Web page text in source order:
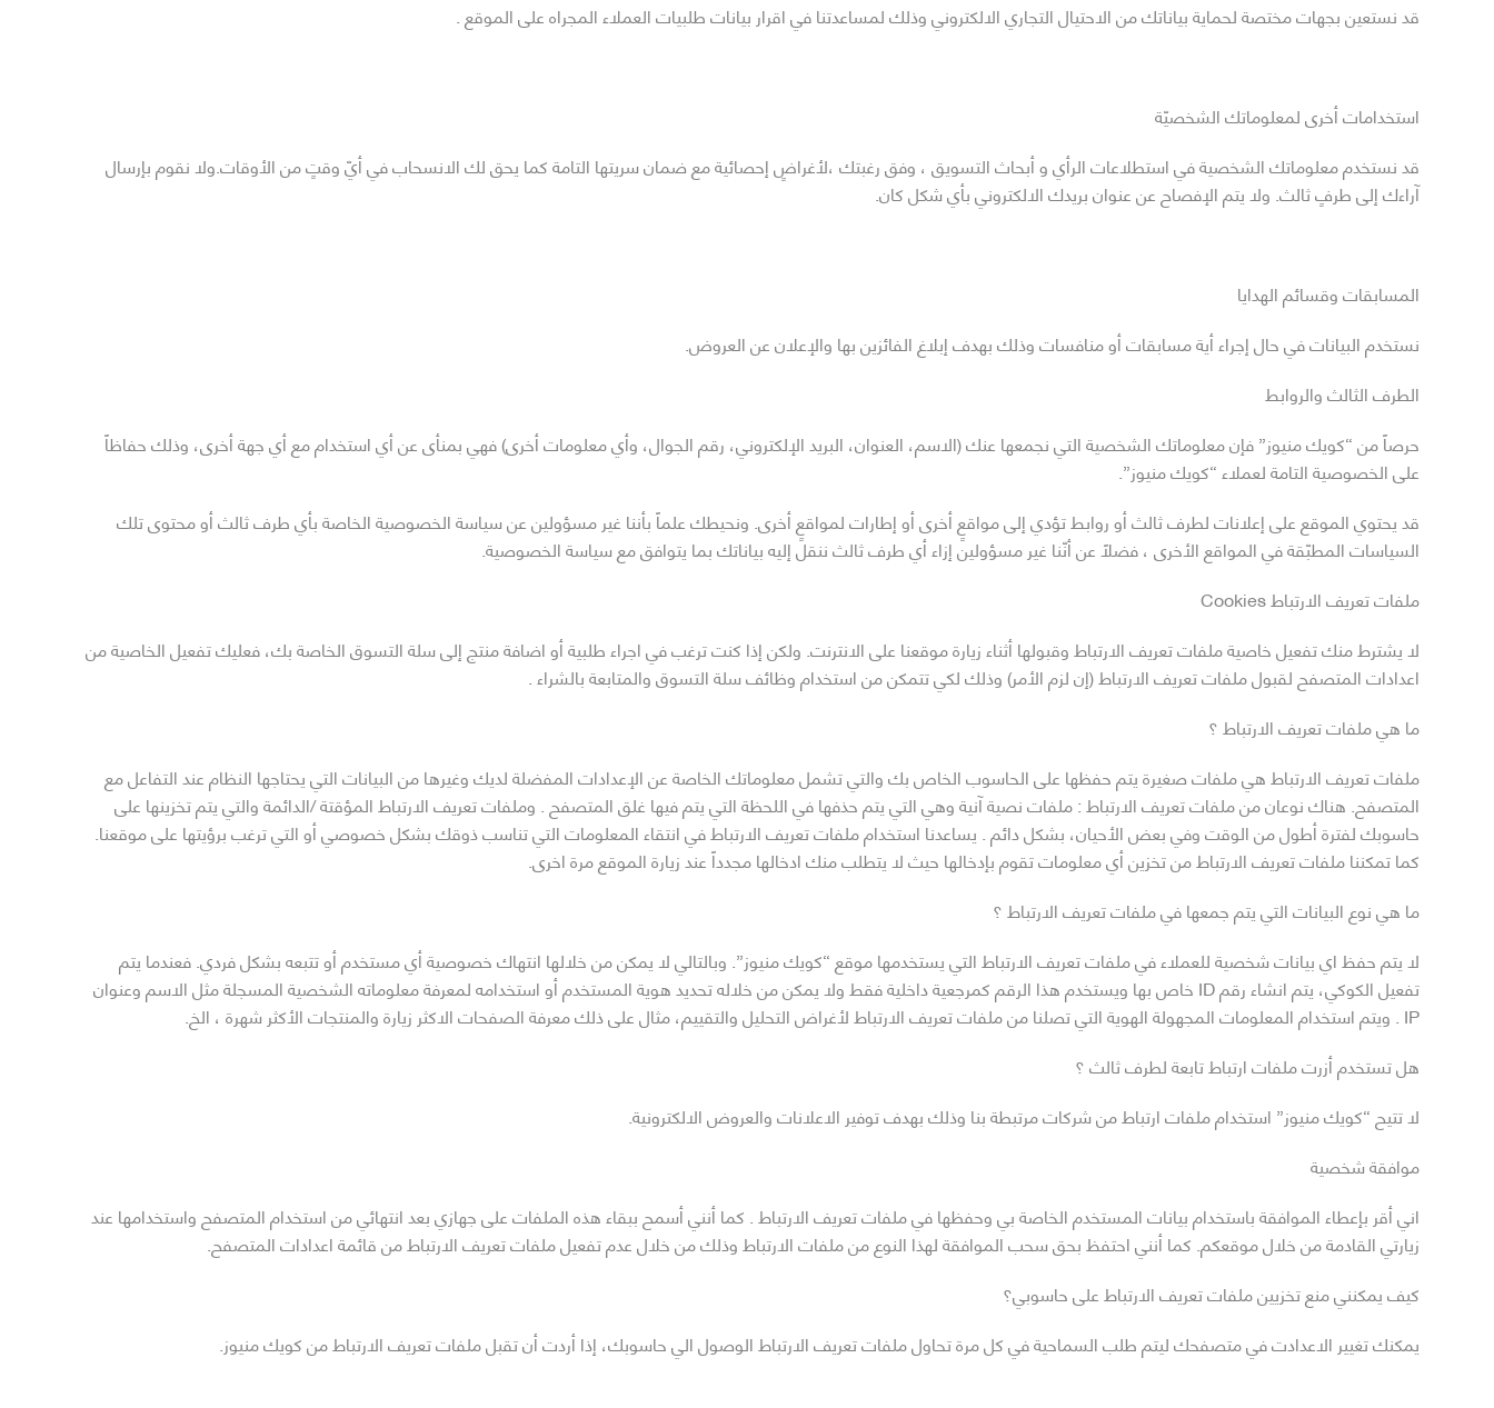
قد نستعين بجهات مختصة لحماية بياناتك من الاحتيال التجاري الالكتروني وذلك لمساعدتنا في اقرار بيانات طلبيات العملاء المجراه على الموقع .
استخدامات أخرى لمعلوماتك الشخصيّة
قد نستخدم معلوماتك الشخصية في استطلاعات الرأي و أبحاث التسويق ، وفق رغبتك ،لأغراضٍ إحصائية مع ضمان سريتها التامة كما يحق لك الانسحاب في أيّ وقتٍ من الأوقات.ولا نقوم بإرسال
آراءك إلى طرفٍ ثالث. ولا يتم الإفصاح عن عنوان بريدك الالكتروني بأي شكل كان.
المسابقات وقسائم الهدايا
نستخدم البيانات في حال إجراء أية مسابقات أو منافسات وذلك بهدف إبلاغ الفائزين بها والإعلان عن العروض.
الطرف الثالث والروابط
حرصاً من “كويك منيوز” فإن معلوماتك الشخصية التي نجمعها عنك (الاسم، العنوان، البريد الإلكتروني، رقم الجوال، وأي معلومات أخرى) فهي بمنأى عن أي استخدام مع أي جهة أخرى، وذلك حفاظاً
على الخصوصية التامة لعملاء “كويك منيوز”.
قد يحتوي الموقع على إعلانات لطرف ثالث أو روابط تؤدي إلى مواقعٍ أخرى أو إطارات لمواقعٍ أخرى. ونحيطك علماً بأننا غير مسؤولين عن سياسة الخصوصية الخاصة بأي طرف ثالث أو محتوى تلك
السياسات المطبّقة في المواقع الأخرى ، فضلاً عن أنّنا غير مسؤولين إزاء أي طرف ثالث ننقل إليه بياناتك بما يتوافق مع سياسة الخصوصية.
ملفات تعريف الارتباط Cookies
لا يشترط منك تفعيل خاصية ملفات تعريف الارتباط وقبولها أثناء زيارة موقعنا على الانترنت. ولكن إذا كنت ترغب في اجراء طلبية أو اضافة منتج إلى سلة التسوق الخاصة بك، فعليك تفعيل الخاصية من
اعدادات المتصفح لقبول ملفات تعريف الارتباط (إن لزم الأمر) وذلك لكي تتمكن من استخدام وظائف سلة التسوق والمتابعة بالشراء .
ما هي ملفات تعريف الارتباط ؟
ملفات تعريف الارتباط هي ملفات صغيرة يتم حفظها على الحاسوب الخاص بك والتي تشمل معلوماتك الخاصة عن الإعدادات المفضلة لديك وغيرها من البيانات التي يحتاجها النظام عند التفاعل مع
المتصفح. هناك نوعان من ملفات تعريف الارتباط : ملفات نصية آنية وهي التي يتم حذفها في اللحظة التي يتم فيها غلق المتصفح . وملفات تعريف الارتباط المؤقتة /الدائمة والتي يتم تخزينها على
حاسوبك لفترة أطول من الوقت وفي بعض الأحيان، بشكل دائم . يساعدنا استخدام ملفات تعريف الارتباط في انتقاء المعلومات التي تناسب ذوقك بشكل خصوصي أو التي ترغب برؤيتها على موقعنا.
كما تمكننا ملفات تعريف الارتباط من تخزين أي معلومات تقوم بإدخالها حيث لا يتطلب منك ادخالها مجدداً عند زيارة الموقع مرة اخرى.
ما هي نوع البيانات التي يتم جمعها في ملفات تعريف الارتباط ؟
لا يتم حفظ اي بيانات شخصية للعملاء في ملفات تعريف الارتباط التي يستخدمها موقع “كويك منيوز”. وبالتالي لا يمكن من خلالها انتهاك خصوصية أي مستخدم أو تتبعه بشكل فردي. فعندما يتم
تفعيل الكوكي، يتم انشاء رقم ID خاص بها ويستخدم هذا الرقم كمرجعية داخلية فقط ولا يمكن من خلاله تحديد هوية المستخدم أو استخدامه لمعرفة معلوماته الشخصية المسجلة مثل الاسم وعنوان
IP . ويتم استخدام المعلومات المجهولة الهوية التي تصلنا من ملفات تعريف الارتباط لأغراض التحليل والتقييم، مثال على ذلك معرفة الصفحات الاكثر زيارة والمنتجات الأكثر شهرة ، الخ.
هل تستخدم أزرت ملفات ارتباط تابعة لطرف ثالث ؟
لا تتيح “كويك منيوز” استخدام ملفات ارتباط من شركات مرتبطة بنا وذلك بهدف توفير الاعلانات والعروض الالكترونية.
موافقة شخصية
اني أقر بإعطاء الموافقة باستخدام بيانات المستخدم الخاصة بي وحفظها في ملفات تعريف الارتباط . كما أنني أسمح ببقاء هذه الملفات على جهازي بعد انتهائي من استخدام المتصفح واستخدامها عند
زيارتي القادمة من خلال موقعكم. كما أنني احتفظ بحق سحب الموافقة لهذا النوع من ملفات الارتباط وذلك من خلال عدم تفعيل ملفات تعريف الارتباط من قائمة اعدادات المتصفح.
كيف يمكنني منع تخزيين ملفات تعريف الارتباط على حاسوبي؟
يمكنك تغيير الاعدادت في متصفحك ليتم طلب السماحية في كل مرة تحاول ملفات تعريف الارتباط الوصول الي حاسوبك، إذا أردت أن تقبل ملفات تعريف الارتباط من كويك منيوز.